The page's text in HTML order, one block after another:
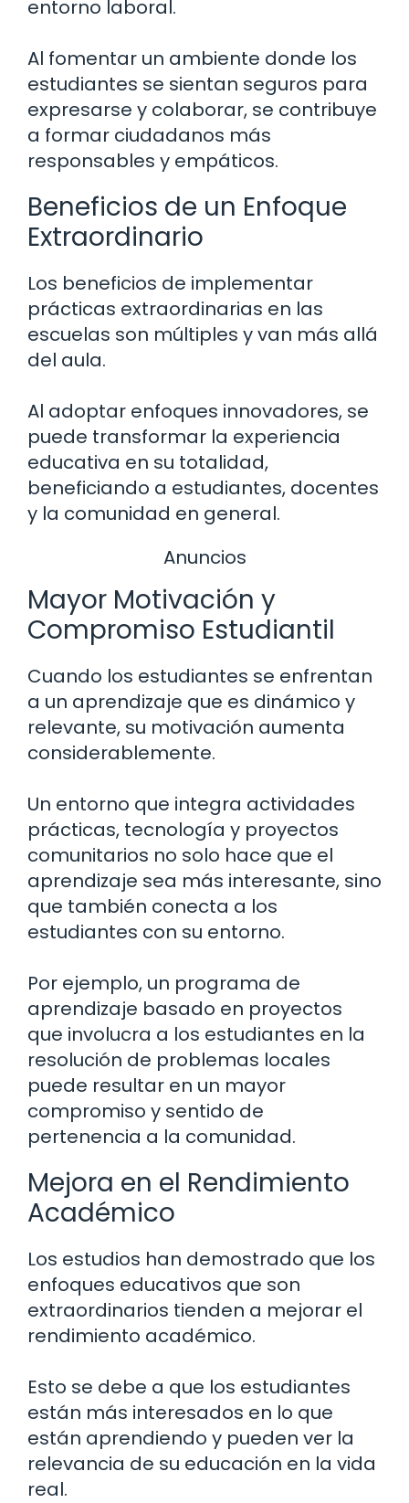
entorno laboral.
Al fomentar un ambiente donde los
estudiantes se sientan seguros para
expresarse y colaborar, se contribuye
a formar ciudadanos más
responsables y empáticos.
Beneficios de un Enfoque
Extraordinario
Los beneficios de implementar
prácticas extraordinarias en las
escuelas son múltiples y van más allá
del aula.
Al adoptar enfoques innovadores, se
puede transformar la experiencia
educativa en su totalidad,
beneficiando a estudiantes, docentes
y la comunidad en general.
Anuncios
Mayor Motivación y
Compromiso Estudiantil
Cuando los estudiantes se enfrentan
a un aprendizaje que es dinámico y
relevante, su motivación aumenta
considerablemente.
Un entorno que integra actividades
prácticas, tecnología y proyectos
comunitarios no solo hace que el
aprendizaje sea más interesante, sino
que también conecta a los
estudiantes con su entorno.
Por ejemplo, un programa de
aprendizaje basado en proyectos
que involucra a los estudiantes en la
resolución de problemas locales
puede resultar en un mayor
compromiso y sentido de
pertenencia a la comunidad.
Mejora en el Rendimiento
Académico
Los estudios han demostrado que los
enfoques educativos que son
extraordinarios tienden a mejorar el
rendimiento académico.
Esto se debe a que los estudiantes
están más interesados en lo que
están aprendiendo y pueden ver la
relevancia de su educación en la vida
real.